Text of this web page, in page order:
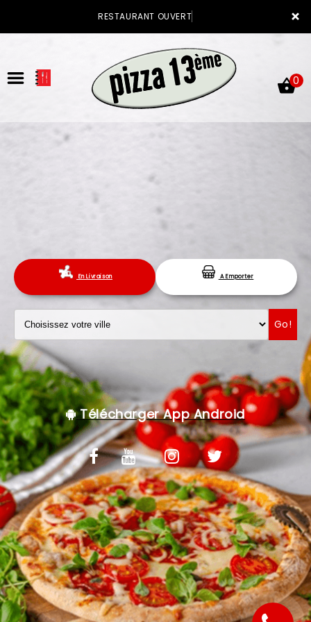
×
RESTAURANT OUVERT
VOTRE COMPTE
NOTRE RESTAURANT
VOS AVIS
MENTIONS LÉGALES
C.G.V
0
En Livraison A Emporter
Go!
Télécharger App Android